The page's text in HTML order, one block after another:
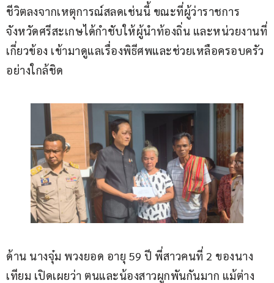
ชีวิตลงจากเหตุการณ์สลดเช่นนี้ ขณะที่ผู้ว่าราชการ
จังหวัดศรีสะเกษได้กำชับให้ผู้นำท้องถิ่น และหน่วยงานที่
เกี่ยวข้อง เข้ามาดูแลเรื่องพิธีศพและช่วยเหลือครอบครัว
อย่างใกล้ชิด
ด้าน นางจุ๋ม พวงยอด อายุ 59 ปี พี่สาวคนที่ 2 ของนาง
เทียม เปิดเผยว่า ตนและน้องสาวผูกพันกันมาก แม้ต่าง